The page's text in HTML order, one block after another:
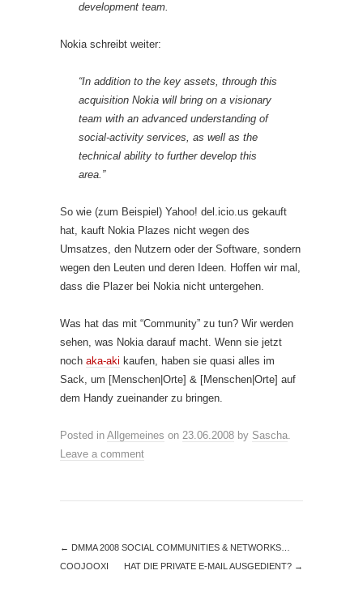
development team.
Nokia schreibt weiter:
“In addition to the key assets, through this
acquisition Nokia will bring on a visionary
team with an advanced understanding of
social-activity services, as well as the
technical ability to further develop this
area.”
So wie (zum Beispiel) Yahoo! del.icio.us gekauft
hat, kauft Nokia Plazes nicht wegen des
Umsatzes, den Nutzern oder der Software, sondern
wegen den Leuten und deren Ideen. Hoffen wir mal,
dass die Plazer bei Nokia nicht untergehen.
Was hat das mit “Community” zu tun? Wir werden
sehen, was Nokia darauf macht. Wenn sie jetzt
noch aka-aki kaufen, haben sie quasi alles im
Sack, um [Menschen|Orte] & [Menschen|Orte] auf
dem Handy zueinander zu bringen.
Posted in Allgemeines on 23.06.2008 by Sascha.
Leave a comment
← DMMA 2008 SOCIAL COMMUNITIES & NETWORKS…
COOJOOXI
HAT DIE PRIVATE E-MAIL AUSGEDIENT? →